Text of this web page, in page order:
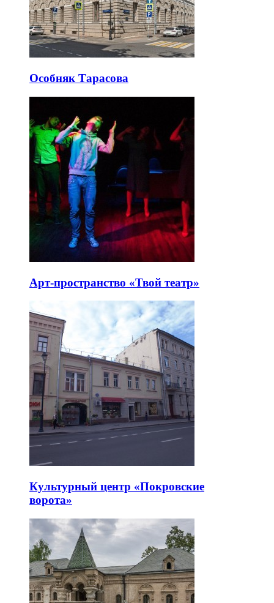
Особняк Тарасова
Арт-пространство «Твой театр»
Культурный центр «Покровские
ворота»